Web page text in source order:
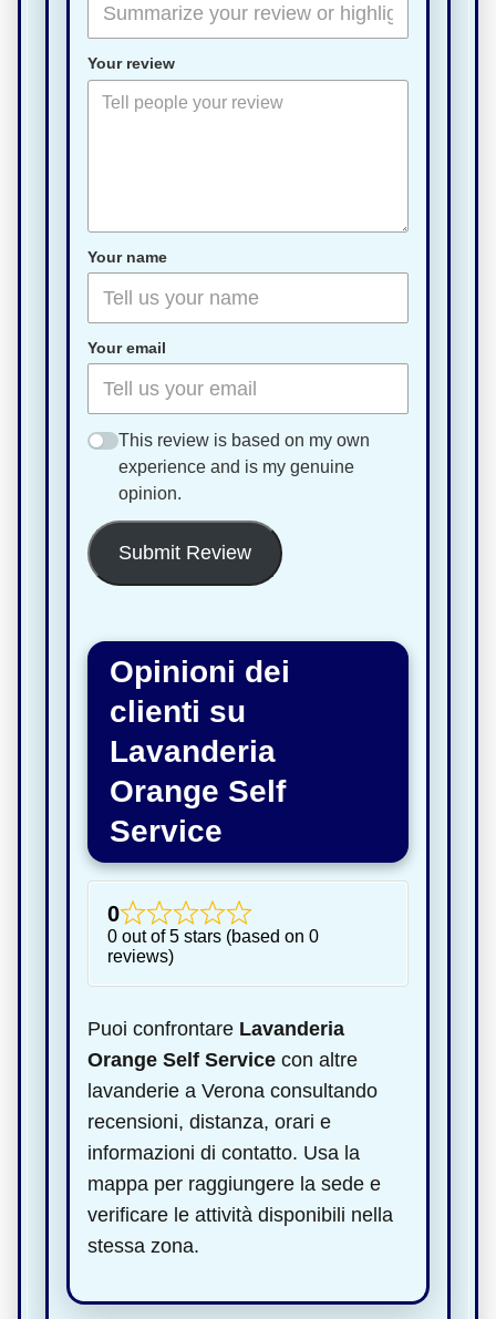
Your review
Your name
Your email
This review is based on my own
experience and is my genuine
opinion.
Submit Review
Opinioni dei
clienti su
Lavanderia
Orange Self
Service
0
0 out of 5 stars (based on 0
reviews)
Puoi confrontare Lavanderia
Orange Self Service con altre
lavanderie a Verona consultando
recensioni, distanza, orari e
informazioni di contatto. Usa la
mappa per raggiungere la sede e
verificare le attività disponibili nella
stessa zona.